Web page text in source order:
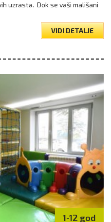
uzrasta. Dok se vaši mališani
VIDI DETALJE
1-12 god